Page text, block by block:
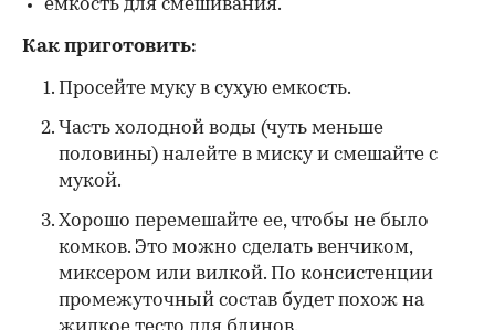
емкость для смешивания.
Как приготовить:
Просейте муку в сухую емкость.
Часть холодной воды (чуть меньше
половины) налейте в миску и смешайте с
мукой.
Хорошо перемешайте ее, чтобы не было
комков. Это можно сделать венчиком,
миксером или вилкой. По консистенции
промежуточный состав будет похож на